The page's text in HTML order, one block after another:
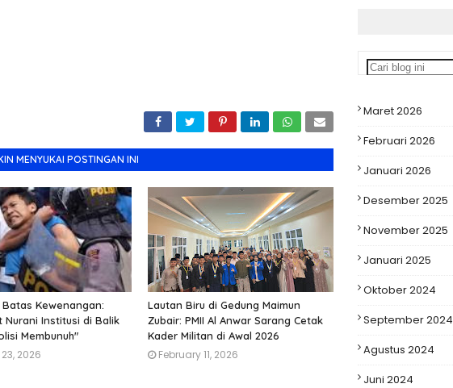
MENYUKAI POSTINGAN INI
Batas Kewenangan:
Nurani Institusi di Balik
Membunuh"
2026
Lautan Biru di Gedung Maimun
Zubair: PMII Al Anwar Sarang Cetak
Kader Militan di Awal 2026
February 11, 2026
Maret 2026
Februari 2026
Januari 2026
Desember 2025
November 2025
Januari 2025
Oktober 2024
September 2024
Agustus 2024
Juni 2024